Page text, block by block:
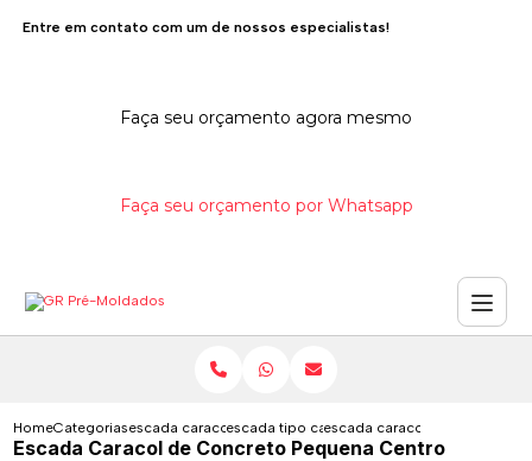
Entre em contato com um de nossos especialistas!
Faça seu orçamento agora mesmo
Faça seu orçamento por Whatsapp
HomeCategoriasescada caracol de concretoescada tipo caracol de concreto
escada caracol de concreto
Escada Caracol de Concreto Pequena Centro